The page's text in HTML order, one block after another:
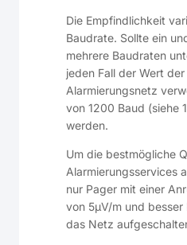
Die Empfindlichkeit
Baudrate. Sollte ein
mehrere Baudraten
jeden Fall der Wert
Alarmierungsnetz
von 1200 Baud (siehe
werden.
Um die bestmögliche
Alarmierungsservices
nur Pager mit einer
von 5µV/m und
das Netz